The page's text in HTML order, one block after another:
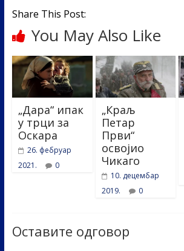
Share This Post:
You May Also Like
„Дара“ ипак
у трци за
Оскара
26. фебруар
2021.
0
„Краљ
Петар
Први“
освојио
Чикаго
10. децембар
2019.
0
Оставите одговор